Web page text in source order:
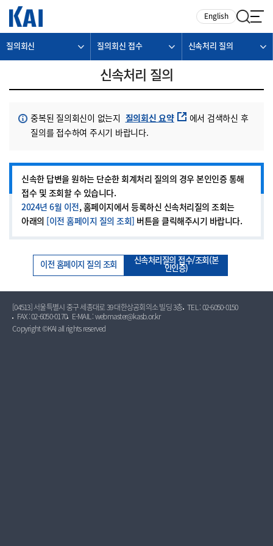
English
질의회신 질의회신 접수 신속처리 질의
신속처리 질의
중복된 질의회신이 없는지 질의회신 요약
에서 검색하신 후
질의를 접수하여 주시기 바랍니다.
신속한 답변을 원하는 단순한 회계처리 질의의 경우 본인인증 통해
접수 및 조회할 수 있습니다.
2024년 6월 이전, 홈페이지에서 등록하신 신속처리질의 조회는
아래의
[이전 홈페이지 질의 조회] 버튼을 클릭해주시기 바랍니다.
이전 홈페이지 질의 조회
신속처리질의 접수/조회(본
인인증)
[04513] 서울특별시 중구 세종대로 39 대한상공회의소 빌딩 3층 TEL : 02-6050-0150
FAX : 02-6050-0170
E-MAIL : webmaster@kasb.or.kr
Copyright ©KAI all rights reserved